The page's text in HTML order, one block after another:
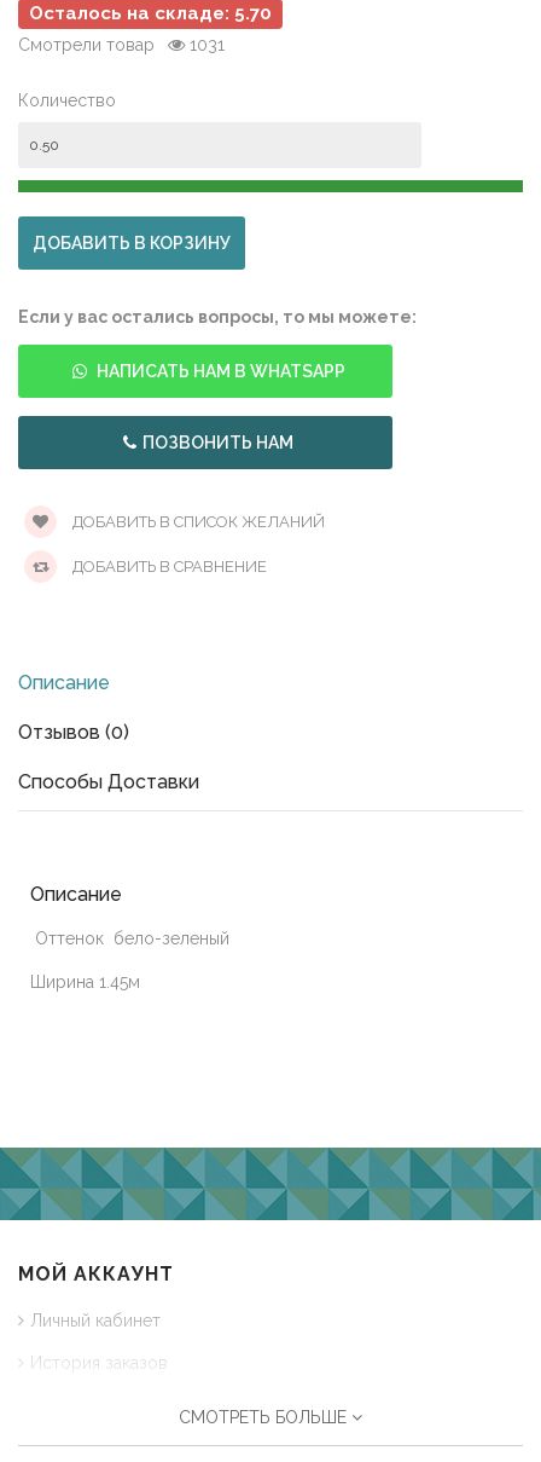
Осталось на складе: 5.70
Смотрели товар 1031
Количество
Если у вас остались вопросы, то мы можете:
НАПИСАТЬ НАМ В WHATSAPP
ПОЗВОНИТЬ НАМ
ДОБАВИТЬ В СПИСОК ЖЕЛАНИЙ
ДОБАВИТЬ В СРАВНЕНИЕ
Описание
Отзывов (0)
Способы Доставки
Описание
Оттенок бело-зеленый
Ширина 1.45м
МОЙ АККАУНТ
Личный кабинет
История заказов
Корзина товаров
СМОТРЕТЬ БОЛЬШЕ